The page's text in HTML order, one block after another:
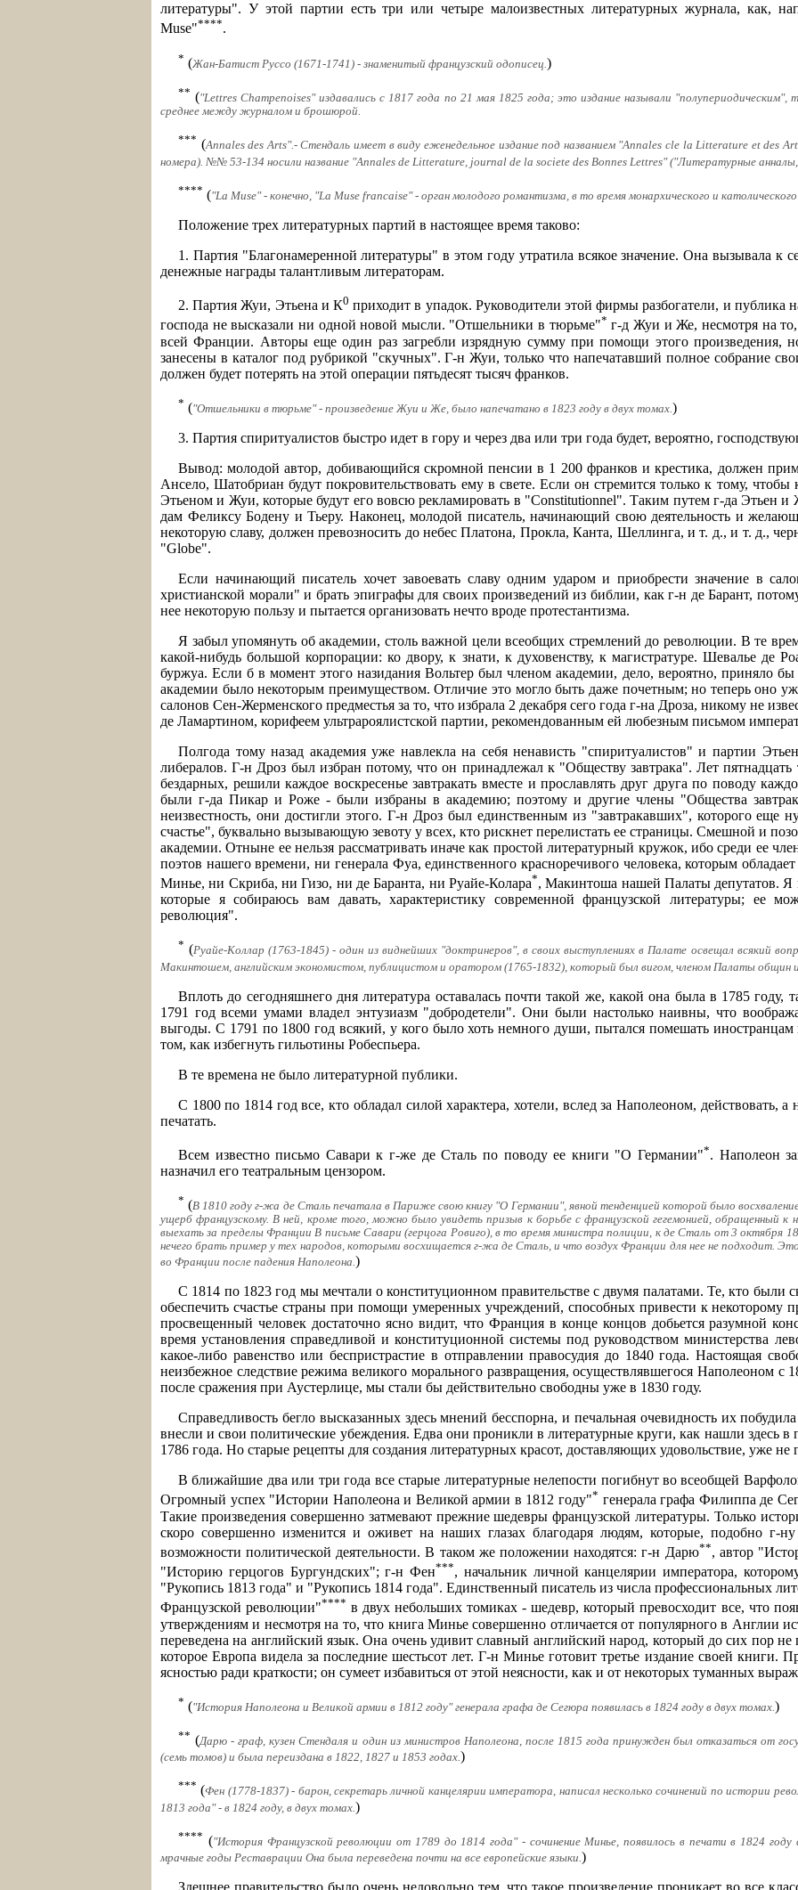
литературы". У этой партии есть три или четыре малоизвестных литературных журнала, как,
Muse"****.
* (Жан-Батист Руссо (1671-1741) - знаменитый французский одописец.)
** ("Lettres Champenoises" издавались с 1817 года по 21 мая 1825 года; это издание называли
среднее между журналом и брошюрой.
*** (Annales des Arts".- Стендаль имеет в виду еженедельное издание под названием "Annales cle la Litterature et des
номера). №№ 53-134 носили название "Annales de Litterature, journal de la societe des Bonnes Lettres" ("Литературные
**** ("La Muse" - конечно, "La Muse francaise" - орган молодого романтизма, в то время монархического и
Положение трех литературных партий в настоящее время таково:
1. Партия "Благонамеренной литературы" в этом году утратила всякое значение. Она вызывала к
денежные награды талантливым литераторам.
2. Партия Жуи, Этьена и К0 приходит в упадок. Руководители этой фирмы разбогатели, и публика
господа не высказали ни одной новой мысли. "Отшельники в тюрьме"* г-д Жуи и Же, несмотря на
всей Франции. Авторы еще один раз загребли изрядную сумму при помощи этого произведения,
занесены в каталог под рубрикой "скучных". Г-н Жуи, только что напечатавший полное собрание
должен будет потерять на этой операции пятьдесят тысяч франков.
* ("Отшельники в тюрьме" - произведение Жуи и Же, было напечатано в 1823 году в двух томах.)
3. Партия спиритуалистов быстро идет в гору и через два или три года будет, вероятно,
Вывод: молодой автор, добивающийся скромной пенсии в 1 200 франков и крестика, должен
Ансело, Шатобриан будут покровительствовать ему в свете. Если он стремится только к тому,
Этьеном и Жуи, которые будут его вовсю рекламировать в "Constitutionnel". Таким путем г-да Этьен
дам Феликсу Бодену и Тьеру. Наконец, молодой писатель, начинающий свою деятельность и
некоторую славу, должен превозносить до небес Платона, Прокла, Канта, Шеллинга, и т. д., и т. д.,
"Globe".
Если начинающий писатель хочет завоевать славу одним ударом и приобрести значение в
христианской морали" и брать эпиграфы для своих произведений из библии, как г-н де Барант,
нее некоторую пользу и пытается организовать нечто вроде протестантизма.
Я забыл упомянуть об академии, столь важной цели всеобщих стремлений до революции. В те
какой-нибудь большой корпорации: ко двору, к знати, к духовенству, к магистратуре. Шевалье де
буржуа. Если б в момент этого назидания Вольтер был членом академии, дело, вероятно, приняло
академии было некоторым преимуществом. Отличие это могло быть даже почетным; но теперь оно
салонов Сен-Жерменского предместья за то, что избрала 2 декабря сего года г-на Дроза, никому не
де Ламартином, корифеем ультрароялистской партии, рекомендованным ей любезным письмом
Полгода тому назад академия уже навлекла на себя ненависть "спиритуалистов" и партии
либералов. Г-н Дроз был избран потому, что он принадлежал к "Обществу завтрака". Лет
бездарных, решили каждое воскресенье завтракать вместе и прославлять друг друга по поводу
были г-да Пикар и Роже - были избраны в академию; поэтому и другие члены "Общества
неизвестность, они достигли этого. Г-н Дроз был единственным из "завтракавших", которого
счастье", буквально вызывающую зевоту у всех, кто рискнет перелистать ее страницы. Смешной и
академии. Отныне ее нельзя рассматривать иначе как простой литературный кружок, ибо среди ее
поэтов нашего времени, ни генерала Фуа, единственного красноречивого человека, которым
Минье, ни Скриба, ни Гизо, ни де Баранта, ни Руайе-Колара*, Макинтоша нашей Палаты депутатов. Я
которые я собираюсь вам давать, характеристику современной французской литературы; ее
революция".
* (Руайе-Коллар (1763-1845) - один из виднейших "доктринеров", в своих выступлениях в Палате освещал всякий
Макинтошем, английским экономистом, публицистом и оратором (1765-1832), который был вигом, членом Палаты общин
Вплоть до сегодняшнего дня литература оставалась почти такой же, какой она была в 1785
1791 год всеми умами владел энтузиазм "добродетели". Они были настолько наивны, что
выгоды. С 1791 по 1800 год всякий, у кого было хоть немного души, пытался помешать
том, как избегнуть гильотины Робеспьера.
В те времена не было литературной публики.
С 1800 по 1814 год все, кто обладал силой характера, хотели, вслед за Наполеоном,
печатать.
Всем известно письмо Савари к г-же де Сталь по поводу ее книги "О Германии"*. Наполеон
назначил его театральным цензором.
* (В 1810 году г-жа де Сталь печатала в Париже свою книгу "О Германии", явной тенденцией которой было
ущерб французскому. В ней, кроме того, можно было увидеть призыв к борьбе с французской гегемонией,
выехать за пределы Франции В письме Савари (герцога Ровиго), в то время министра полиции, к де Сталь от 3 октября
нечего брать пример у тех народов, которыми восхищается г-жа де Сталь, и что воздух Франции для нее не подходит.
во Франции после падения Наполеона.)
С 1814 по 1823 год мы мечтали о конституционном правительстве с двумя палатами. Те, кто
обеспечить счастье страны при помощи умеренных учреждений, способных привести к
просвещенный человек достаточно ясно видит, что Франция в конце концов добьется разумной
время установления справедливой и конституционной системы под руководством министерства
какое-либо равенство или беспристрастие в отправлении правосудия до 1840 года. Настоящая
неизбежное следствие режима великого морального развращения, осуществлявшегося Наполеоном
после сражения при Аустерлице, мы стали бы действительно свободны уже в 1830 году.
Справедливость бегло высказанных здесь мнений бесспорна, и печальная очевидность их
внесли и свои политические убеждения. Едва они проникли в литературные круги, как нашли здесь
1786 года. Но старые рецепты для создания литературных красот, доставляющих удовольствие, уже
В ближайшие два или три года все старые литературные нелепости погибнут во всеобщей
Огромный успех "Истории Наполеона и Великой армии в 1812 году"* генерала графа Филиппа де
Такие произведения совершенно затмевают прежние шедевры французской литературы. Только
скоро совершенно изменится и оживет на наших глазах благодаря людям, которые, подобно г-
возможности политической деятельности. В таком же положении находятся: г-н Дарю**, автор
"Историю герцогов Бургундских"; г-н Фен***, начальник личной канцелярии императора,
"Рукопись 1813 года" и "Рукопись 1814 года". Единственный писатель из числа профессиональных
Французской революции"**** в двух небольших томиках - шедевр, который превосходит все, что
утверждениям и несмотря на то, что книга Минье совершенно отличается от популярного в Англии
переведена на английский язык. Она очень удивит славный английский народ, который до сих пор
которое Европа видела за последние шестьсот лет. Г-н Минье готовит третье издание своей книги.
ясностью ради краткости; он сумеет избавиться от этой неясности, как и от некоторых туманных
* ("История Наполеона и Великой армии в 1812 году" генерала графа де Сегюра появилась в 1824 году в двух томах.)
** (Дарю - граф, кузен Стендаля и один из министров Наполеона, после 1815 года принужден был отказаться от
(семь томов) и была переиздана в 1822, 1827 и 1853 годах.)
*** (Фен (1778-1837) - барон, секретарь личной канцелярии императора, написал несколько сочинений по истории
1813 года" - в 1824 году, в двух томах. )
**** ("История Французской революции от 1789 до 1814 года" - сочинение Минье, появилось в печати в 1824
мрачные годы Реставрации Она была переведена почти на все европейские языки.)
Здешнее правительство было очень недовольно тем, что такое произведение проникает во все